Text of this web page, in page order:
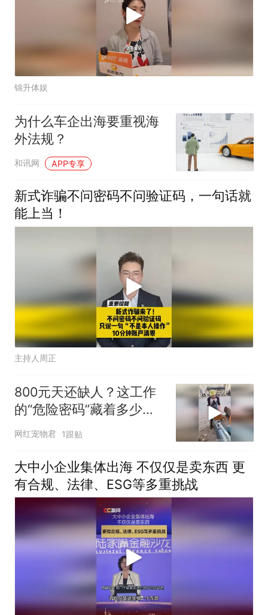
锦升体娱
为什么车企出海要重视海
外法规？
和讯网 APP专享
新式诈骗不问密码不问验证码，一句话就
能上当！
主持人周正
800元天还缺人？这工作
的“危险密码”藏着多少人
不敢碰的原因！
网红宠物君 1跟贴
大中小企业集体出海 不仅仅是卖东西 更
有合规、法律、ESG等多重挑战